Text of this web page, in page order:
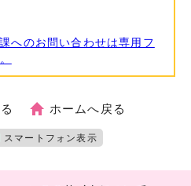
へのお問い合わせは専用フ
ホームへ戻る
スマートフォン表示